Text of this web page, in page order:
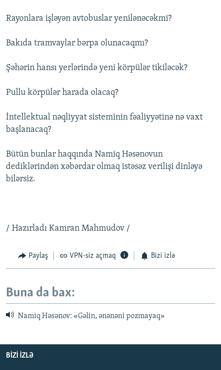
Rayonlara işləyən avtobuslar yenilənəcəkmi?
Bakıda tramvaylar bərpa olunacaqmı?
Şəhərin hansı yerlərində yeni körpülər tikiləcək?
Pullu körpülər harada olacaq?
İntellektual nəqliyyat sisteminin fəaliyyətinə nə vaxt
başlanacaq?
Bütün bunlar haqqında Namiq Həsənovun
dediklərindən xəbərdar olmaq istəsəz verilişi dinləyə
bilərsiz.
/ Hazırladı Kamran Mahmudov /
Paylaş VPN-siz açmaq Bizi izlə
Buna da bax:
Namiq Həsənov: «Gəlin, ənənəni pozmayaq»
BIZI IZLƏ